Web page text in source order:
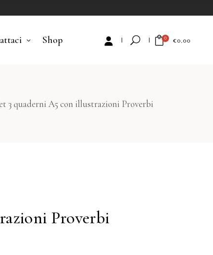
Shop 0 €0,00
3 quaderni A5 con illustrazioni Proverbi
Proverbi